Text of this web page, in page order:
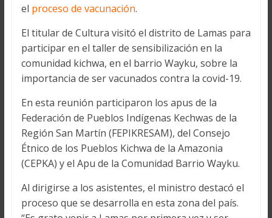
el proceso de vacunación.
El titular de Cultura visitó el distrito de Lamas para
participar en el taller de sensibilización en la
comunidad kichwa, en el barrio Wayku, sobre la
importancia de ser vacunados contra la covid-19.
En esta reunión participaron los apus de la
Federación de Pueblos Indígenas Kechwas de la
Región San Martín (FEPIKRESAM), del Consejo
Étnico de los Pueblos Kichwa de la Amazonia
(CEPKA) y el Apu de la Comunidad Barrio Wayku.
Al dirigirse a los asistentes, el ministro destacó el
proceso que se desarrolla en esta zona del país.